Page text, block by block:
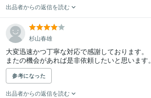
出品者からの返信を読む
杉山春雄
大変迅速かつ丁寧な対応で感謝しております。
またの機会があれば是非依頼したいと思います。
参考になった
出品者からの返信を読む